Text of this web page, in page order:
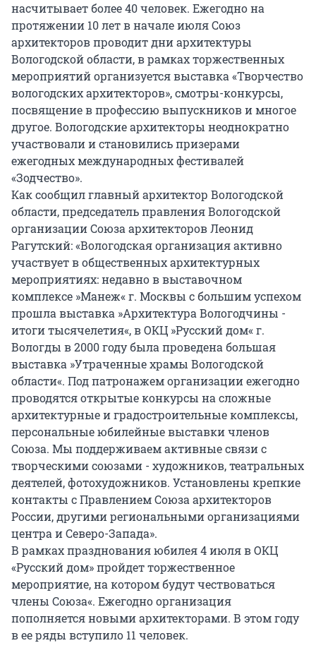
насчитывает более 40 человек. Ежегодно на
протяжении 10 лет в начале июля Союз
архитекторов проводит дни архитектуры
Вологодской области, в рамках торжественных
мероприятий организуется выставка «Творчество
вологодских архитекторов», смотры-конкурсы,
посвящение в профессию выпускников и многое
другое. Вологодские архитекторы неоднократно
участвовали и становились призерами
ежегодных международных фестивалей
«Зодчество».
Как сообщил главный архитектор Вологодской
области, председатель правления Вологодской
организации Союза архитекторов Леонид
Рагутский: «Вологодская организация активно
участвует в общественных архитектурных
мероприятиях: недавно в выставочном
комплексе »Манеж« г. Москвы с большим успехом
прошла выставка »Архитектура Вологодчины -
итоги тысячелетия«, в ОКЦ »Русский дом« г.
Вологды в 2000 году была проведена большая
выставка »Утраченные храмы Вологодской
области«. Под патронажем организации ежегодно
проводятся открытые конкурсы на сложные
архитектурные и градостроительные комплексы,
персональные юбилейные выставки членов
Союза. Мы поддерживаем активные связи с
творческими союзами - художников, театральных
деятелей, фотохудожников. Установлены крепкие
контакты с Правлением Союза архитекторов
России, другими региональными организациями
центра и Северо-Запада».
В рамках празднования юбилея 4 июля в ОКЦ
«Русский дом» пройдет торжественное
мероприятие, на котором будут чествоваться
члены Союза«. Ежегодно организация
пополняется новыми архитекторами. В этом году
в ее ряды вступило 11 человек.